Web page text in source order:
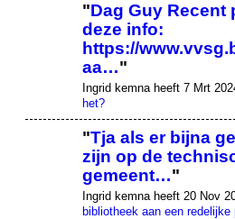
"Dag Guy Recent
deze info:
https://
aa…"
Ingrid kemna heeft 7 Mrt
het?
"Tja als er bijna
zijn op de
gemeent…"
Ingrid kemna heeft 20 Nov
bibliotheek aan een redelijke